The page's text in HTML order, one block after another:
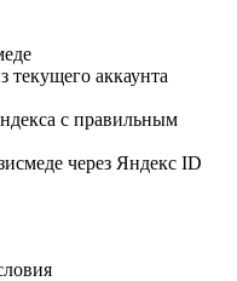
текущего аккаунта
с правильным
через Яндекс ID